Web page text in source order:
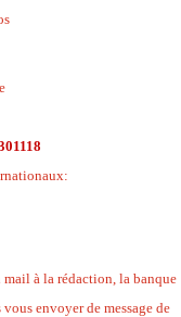
à la rédaction, la banque
envoyer de message de